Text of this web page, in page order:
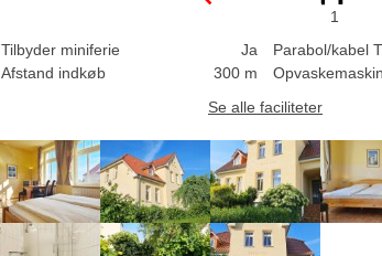
1
Tilbyder miniferie
Ja
Afstand indkøb
300 m
Parabol/kabel
Se alle faciliteter